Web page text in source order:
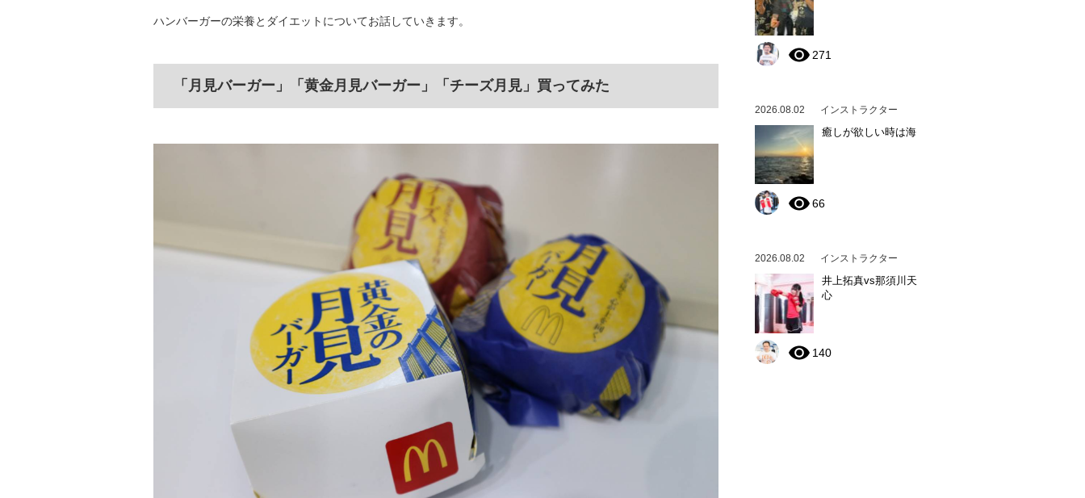
ハンバーガーの栄養とダイエットについてお話していきます。
「月見バーガー」「黄金月見バーガー」「チーズ月見」買ってみた
271
2026.08.02 インストラクター
癒しが欲しい時は海
66
2026.08.02 インストラクター
井上拓真vs那須川天
心
140